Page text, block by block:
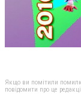
Якщо ви помітили
повідомити про це